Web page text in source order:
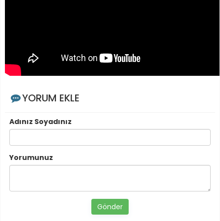
YORUM EKLE
Adınız Soyadınız
Yorumunuz
Gönder